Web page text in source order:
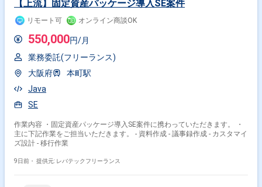
【上流】固定資産パッケージ導入SE案件
リモート可 オンライン商談OK
550,000円/月
業務委託(フリーランス)
大阪府
本町駅
Java
SE
作業内容 ・固定資産パッケージ導入SE案件に携わっていただきます。 ・
主に下記作業をご担当いただきます。 - 資料作成 - 議事録作成 - カスタマイ
ズ設計 - 移行作業
9日前・ 提供元: レバテックフリーランス